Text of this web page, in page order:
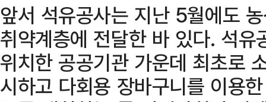
앞서 석유공사는 지난 5월에도
취약계층에 전달한 바 있다. 석
위치한 공공기관 가운데 최초로
시하고 다회용 장바구니를 이용